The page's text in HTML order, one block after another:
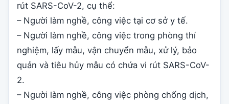
rút SARS-CoV-2, cụ thể:
– Người làm nghề, công việc tại cơ sở y tế.
– Người làm nghề, công việc trong phòng thí
nghiệm, lấy mẫu, vận chuyển mẫu, xử lý, bảo
quản và tiêu hủy mẫu có chứa vi rút SARS-CoV-
2.
– Người làm nghề, công việc phòng chống dịch,